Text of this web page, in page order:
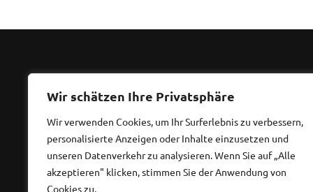
Wir schätzen Ihre Privatsphäre
Wir verwenden Cookies, um Ihr Surferlebnis zu verbessern,
personalisierte Anzeigen oder Inhalte einzusetzen und
unseren Datenverkehr zu analysieren. Wenn Sie auf „Alle
akzeptieren" klicken, stimmen Sie der Anwendung von
Cookies zu.